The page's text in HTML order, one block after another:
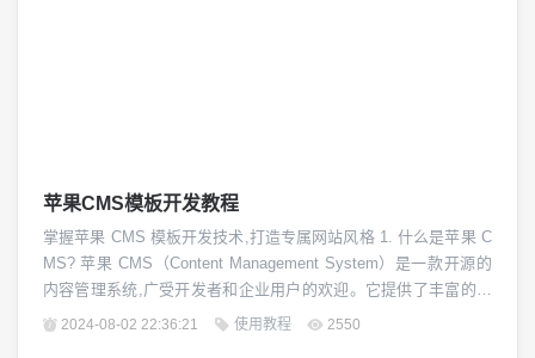
苹果CMS模板开发教程
掌握苹果 CMS 模板开发技术,打造专属网站风格 1. 什么是苹果 C
MS? 苹果 CMS（Content Management System）是一款开源的
内容管理系统,广受开发者和企业用户的欢迎。它提供了丰富的功
能和灵活的扩展性,使得建站变得异常简单和高效。苹果 CMS 拥
2024-08-02 22:36:21 使用教程 2550